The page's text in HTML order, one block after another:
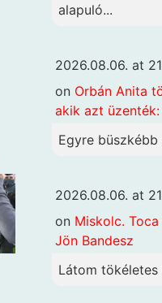
alapuló...
2026.08.06. at
on Orbán Anita
akik azt üzenték:
Egyre
2026.08.06. at
on Miskolc.
Jön Bandesz
Látom